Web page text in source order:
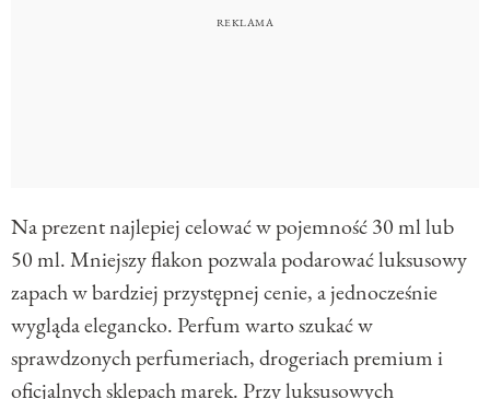
Na prezent najlepiej celować w pojemność 30 ml lub
50 ml. Mniejszy flakon pozwala podarować luksusowy
zapach w bardziej przystępnej cenie, a jednocześnie
wygląda elegancko. Perfum warto szukać w
sprawdzonych perfumeriach, drogeriach premium i
oficjalnych sklepach marek. Przy luksusowych